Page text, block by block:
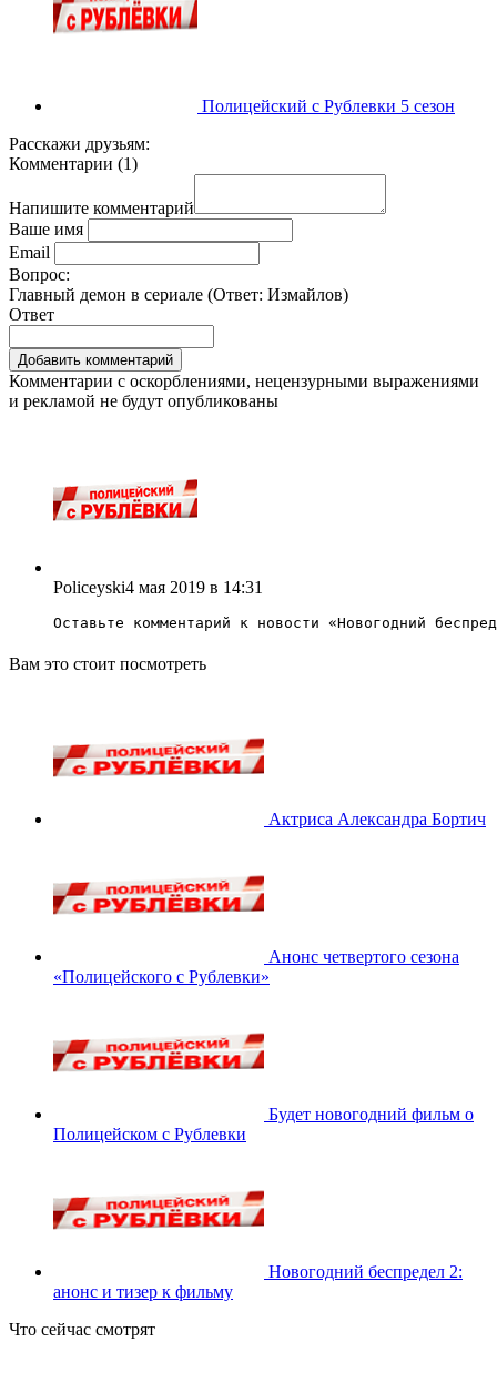
Полицейский с Рублевки 5 сезон
Расскажи друзьям:
Комментарии (1)
Напишите комментарий
Ваше имя
Email
Вопрос:
Главный демон в сериале (Ответ: Измайлов)
Ответ
Комментарии с оскорблениями, нецензурными выражениями
и рекламой не будут опубликованы
Policeyski4 мая 2019 в 14:31
Оставьте комментарий к новости «Новогодний
Вам это стоит посмотреть
Актриса Александра Бортич
Анонс четвертого сезона
«Полицейского с Рублевки»
Будет новогодний фильм о
Полицейском с Рублевки
Новогодний беспредел 2:
анонс и тизер к фильму
Что сейчас смотрят